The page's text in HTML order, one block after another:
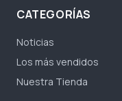
CATEGORÍAS
Noticias
Los más vendidos
Nuestra Tienda